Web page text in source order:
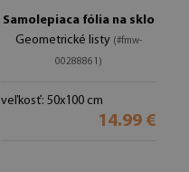
Samolepiaca fólia na sklo
Geometrické listy (#fmw-
00288861)
veľkosť: 50x100 cm
14.99 €